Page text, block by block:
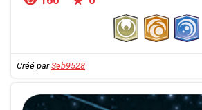
Créé parSeb9528